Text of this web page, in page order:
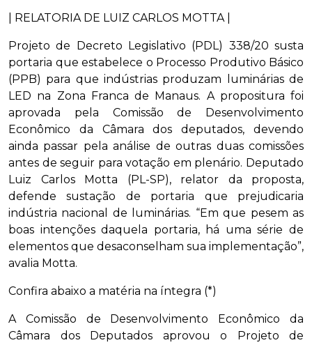
| RELATORIA DE LUIZ CARLOS MOTTA |
Projeto de Decreto Legislativo (PDL) 338/20 susta
portaria que estabelece o Processo Produtivo Básico
(PPB) para que indústrias produzam luminárias de
LED na Zona Franca de Manaus. A propositura foi
aprovada pela Comissão de Desenvolvimento
Econômico da Câmara dos deputados, devendo
ainda passar pela análise de outras duas comissões
antes de seguir para votação em plenário. Deputado
Luiz Carlos Motta (PL-SP), relator da proposta,
defende sustação de portaria que prejudicaria
indústria nacional de luminárias. “Em que pesem as
boas intenções daquela portaria, há uma série de
elementos que desaconselham sua implementação”,
avalia Motta.
Confira abaixo a matéria na íntegra (*)
A Comissão de Desenvolvimento Econômico da
Câmara dos Deputados aprovou o Projeto de